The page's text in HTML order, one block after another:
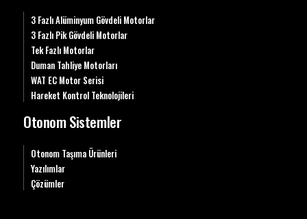
3 Fazlı Alüminyum Gövdeli Motorlar
3 Fazlı Pik Gövdeli Motorlar
Tek Fazlı Motorlar
Duman Tahliye Motorları
WAT EC Motor Serisi
Hareket Kontrol Teknolojileri
Otonom Sistemler
Otonom Taşıma Ürünleri
Yazılımlar
Çözümler